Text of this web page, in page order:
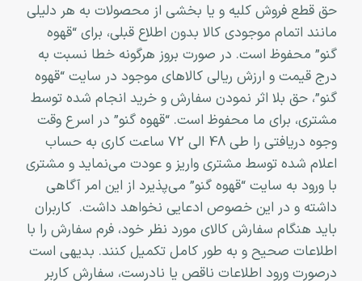
حق قطع فروش کلیه و یا بخشی از محصولات به هر دلیلی
مانند اتمام موجودی کالا بدون اطلاع قبلی، برای “قهوه
گنو” محفوظ است. در صورت بروز هرگونه خطا نسبت به
درج قیمت و ارزش ریالی کالاهای موجود در سایت “قهوه
گنو”، حق بلا اثر نمودن سفارش و خرید انجام شده توسط
مشتری، برای ما محفوظ است. “قهوه گنو” در اسرع وقت
وجوه دریافتی را طی 48 الی 72 ساعت کاری به حساب
اعلام شده توسط مشتری واریز و عودت می‌نماید و مشتری
با ورود به سایت “قهوه گنو” می‌پذیرد از این امر آگاهی
داشته و در این خصوص ادعایی نخواهد داشت. کاربران
باید هنگام سفارش کالای مورد نظر خود، فرم سفارش را با
اطلاعات صحیح و به طور کامل تکمیل کنند. بدیهی است
درصورت ورود اطلاعات ناقص یا نادرست، سفارش کاربر